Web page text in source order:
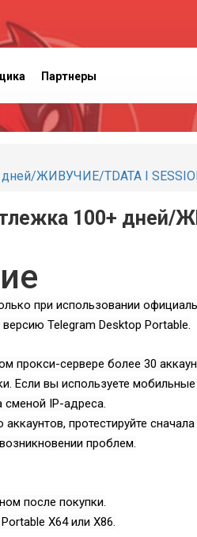
Партнеры
ЖИВУЧИЕ/TDATA I
100+ дней/
при использовании
Telegram Desktop Portable.
прокси-сервере более 30
Если вы используете
сменой IP-адреса.
протестируйте
проблем.
после покупки.
X64 или X86.